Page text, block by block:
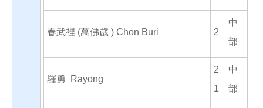
春武裡 (萬佛歲 ) Chon Buri 2
中
部
羅勇 Rayong
2
1
中
部